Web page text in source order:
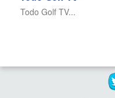
Todo Golf TV...